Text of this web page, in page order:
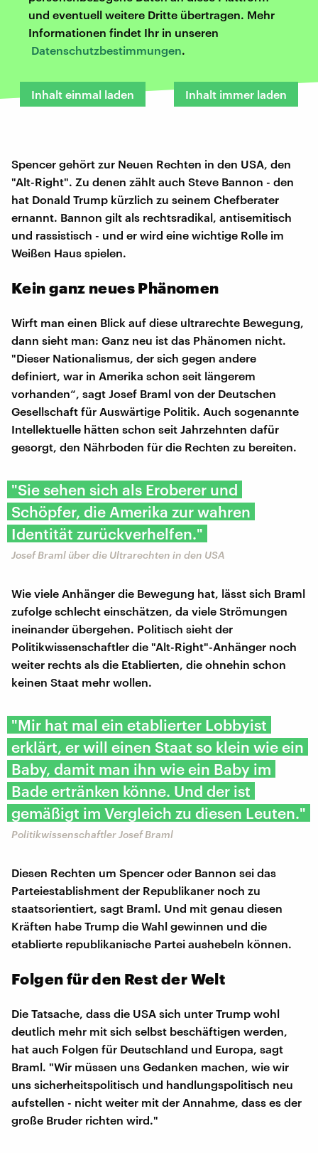
und eventuell weitere Dritte übertragen. Mehr
Informationen findet Ihr in unseren
Datenschutzbestimmungen.
Inhalt einmal laden Inhalt immer laden
Spencer gehört zur Neuen Rechten in den USA, den
"Alt-Right". Zu denen zählt auch Steve Bannon - den
hat Donald Trump kürzlich zu seinem Chefberater
ernannt. Bannon gilt als rechtsradikal, antisemitisch
und rassistisch - und er wird eine wichtige Rolle im
Weißen Haus spielen.
Kein ganz neues Phänomen
Wirft man einen Blick auf diese ultrarechte Bewegung,
dann sieht man: Ganz neu ist das Phänomen nicht.
"Dieser Nationalismus, der sich gegen andere
definiert, war in Amerika schon seit längerem
vorhanden“, sagt Josef Braml von der Deutschen
Gesellschaft für Auswärtige Politik. Auch sogenannte
Intellektuelle hätten schon seit Jahrzehnten dafür
gesorgt, den Nährboden für die Rechten zu bereiten.
​"Sie sehen sich als Eroberer und
Schöpfer, die Amerika zur wahren
Identität zurückverhelfen."
Josef Braml über die Ultrarechten in den USA
Wie viele Anhänger die Bewegung hat, lässt sich Braml
zufolge schlecht einschätzen, da viele Strömungen
ineinander übergehen. Politisch sieht der
Politikwissenschaftler die "Alt-Right"-Anhänger noch
weiter rechts als die Etablierten, die ohnehin schon
keinen Staat mehr wollen.
"Mir hat mal ein etablierter Lobbyist
erklärt, er will einen Staat so klein wie ein
Baby, damit man ihn wie ein Baby im
Bade ertränken könne. Und der ist
gemäßigt im Vergleich zu diesen Leuten."
Politikwissenschaftler Josef Braml
Diesen Rechten um Spencer oder Bannon sei das
Parteiestablishment der Republikaner noch zu
staatsorientiert, sagt Braml. Und mit genau diesen
Kräften habe Trump die Wahl gewinnen und die
etablierte republikanische Partei aushebeln können.
Folgen für den Rest der Welt
Die Tatsache, dass die USA sich unter Trump wohl
deutlich mehr mit sich selbst beschäftigen werden,
hat auch Folgen für Deutschland und Europa, sagt
Braml. "Wir müssen uns Gedanken machen, wie wir
uns sicherheitspolitisch und handlungspolitisch neu
aufstellen - nicht weiter mit der Annahme, dass es der
große Bruder richten wird."